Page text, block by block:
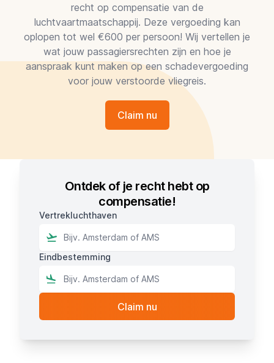
recht op compensatie van de
luchtvaartmaatschappij. Deze vergoeding kan
oplopen tot wel €600 per persoon! Wij vertellen je
wat jouw passagiersrechten zijn en hoe je
aanspraak kunt maken op een schadevergoeding
voor jouw verstoorde vliegreis.
Claim nu
Ontdek of je recht hebt op
compensatie!
Vertrekluchthaven
Eindbestemming